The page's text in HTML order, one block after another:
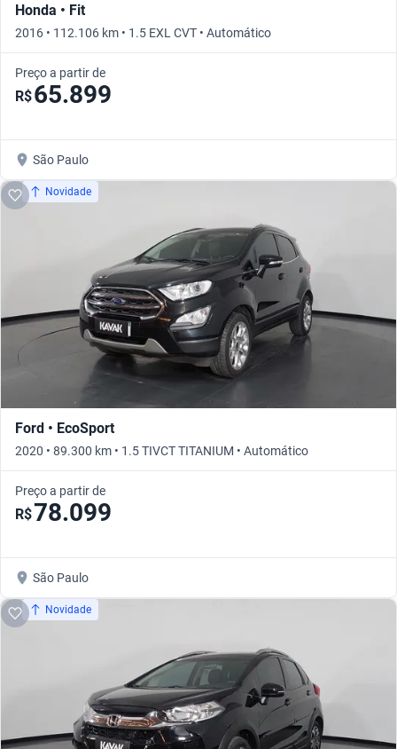
Honda • Fit
2016 • 112.106 km • 1.5 EXL CVT • Automático
Preço a partir de
R$65.899
São Paulo
Novidade
Ford • EcoSport
2020 • 89.300 km • 1.5 TIVCT TITANIUM • Automático
Preço a partir de
R$78.099
São Paulo
Novidade